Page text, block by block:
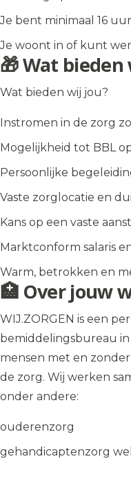
Je bent minimaal 16
Je woont in of kunt
🎁 Wat bieden
Wat bieden wij jou?
Instromen in de zorg
Mogelijkheid tot BBL
Persoonlijke
Vaste zorglocatie en
Kans op een vaste
Marktconform salaris
Warm, betrokken en
🏥 Over jouw
WIJ.ZORGEN is een
bemiddelingsbureau
mensen met en
de zorg. Wij werken
onder andere:
ouderenzorg
gehandicaptenzorg